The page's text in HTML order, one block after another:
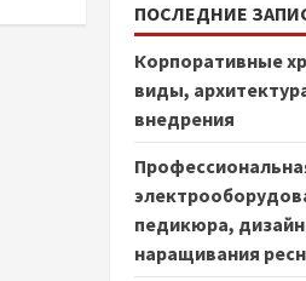
ПОСЛЕДНИЕ
Корпоративные
виды,
внедрения
педикюра,
наращивания